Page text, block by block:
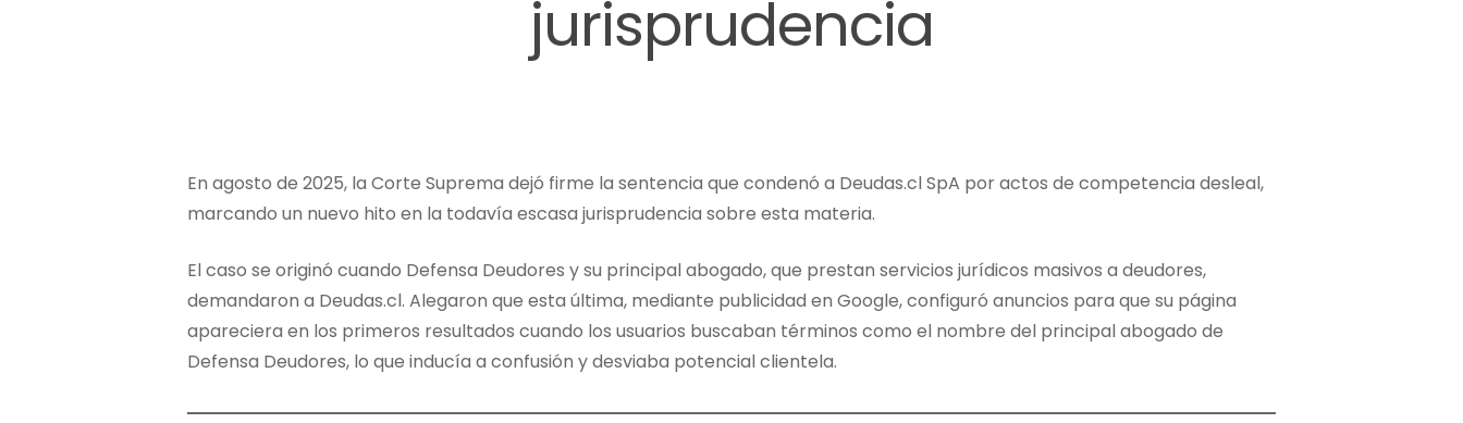
jurisprudencia
En agosto de 2025, la Corte Suprema dejó firme la sentencia que condenó a Deudas.cl SpA por actos de competencia desleal,
marcando un nuevo hito en la todavía escasa jurisprudencia sobre esta materia.
El caso se originó cuando Defensa Deudores y su principal abogado, que prestan servicios jurídicos masivos a deudores,
demandaron a Deudas.cl. Alegaron que esta última, mediante publicidad en Google, configuró anuncios para que su página
apareciera en los primeros resultados cuando los usuarios buscaban términos como el nombre del principal abogado de
Defensa Deudores, lo que inducía a confusión y desviaba potencial clientela.